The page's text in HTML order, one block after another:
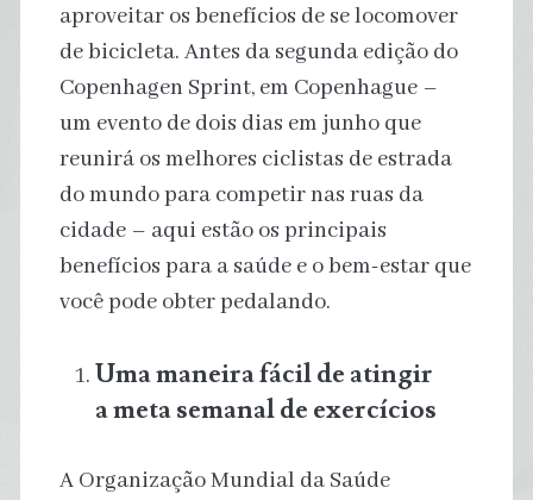
aproveitar os benefícios de se locomover
de bicicleta. Antes da segunda edição do
Copenhagen Sprint, em Copenhague –
um evento de dois dias em junho que
reunirá os melhores ciclistas de estrada
do mundo para competir nas ruas da
cidade – aqui estão os principais
benefícios para a saúde e o bem-estar que
você pode obter pedalando.
Uma maneira fácil de atingir
a meta semanal de exercícios
A Organização Mundial da Saúde